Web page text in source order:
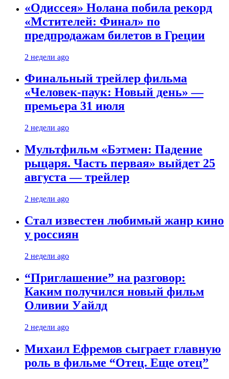
«Одиссея» Нолана побила рекорд
«Мстителей: Финал» по
предпродажам билетов в Греции
2 недели ago
Финальный трейлер фильма
«Человек-паук: Новый день» —
премьера 31 июля
2 недели ago
Мультфильм «Бэтмен: Падение
рыцаря. Часть первая» выйдет 25
августа — трейлер
2 недели ago
Стал известен любимый жанр кино
у россиян
2 недели ago
“Приглашение” на разговор:
Каким получился новый фильм
Оливии Уайлд
2 недели ago
Михаил Ефремов сыграет главную
роль в фильме “Отец. Еще отец”